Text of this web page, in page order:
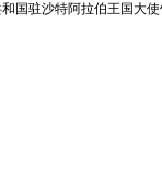
国驻沙特阿拉伯王国大使